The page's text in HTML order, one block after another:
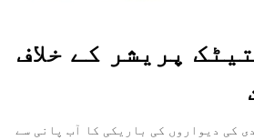
پریشر کے خلاف
کی دیواروں کی باریکی کا آب پانی سے